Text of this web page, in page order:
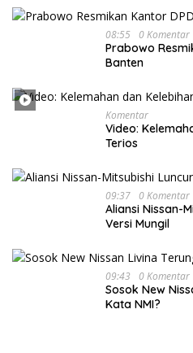
08:55 0 Komentar
Prabowo
Banten
Komentar
Video:
Terios
09:37 0 Komentar
Aliansi Nissan-
Versi Mungil
09:43
0 Komentar
Sosok New
Kata NMI?